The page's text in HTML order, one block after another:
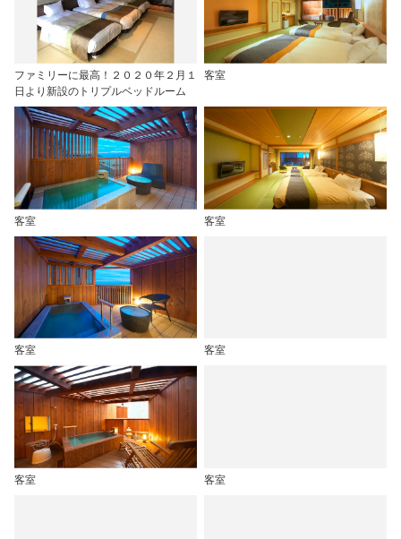
ファミリーに最高！２０２０年２月１
日より新設のトリプルベッドルーム
客室
客室 客室
客室 客室
客室 客室